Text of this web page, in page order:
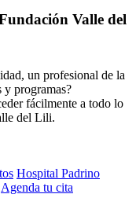
Valle del
un profesional de la
y programas?
fácilmente a todo lo
del Lili.
Hospital Padrino
Agenda tu cita